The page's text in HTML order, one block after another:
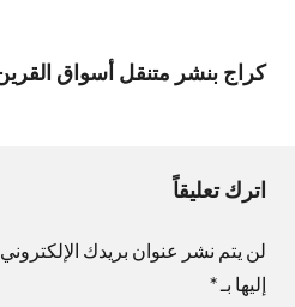
اترك تعليقاً
لن يتم نشر عنوان بريدك الإلكتروني.
إليها بـ*